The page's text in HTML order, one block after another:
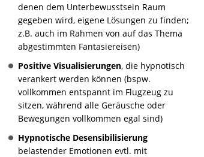
denen dem Unterbewusstsein Raum
gegeben wird, eigene Lösungen zu finden;
z.B. auch im Rahmen von auf das Thema
abgestimmten Fantasiereisen)
Positive Visualisierungen, die hypnotisch
verankert werden können (bspw.
vollkommen entspannt im Flugzeug zu
sitzen, während alle Geräusche oder
Bewegungen vollkommen egal sind)
Hypnotische Desensibilisierung
belastender Emotionen evtl. mit